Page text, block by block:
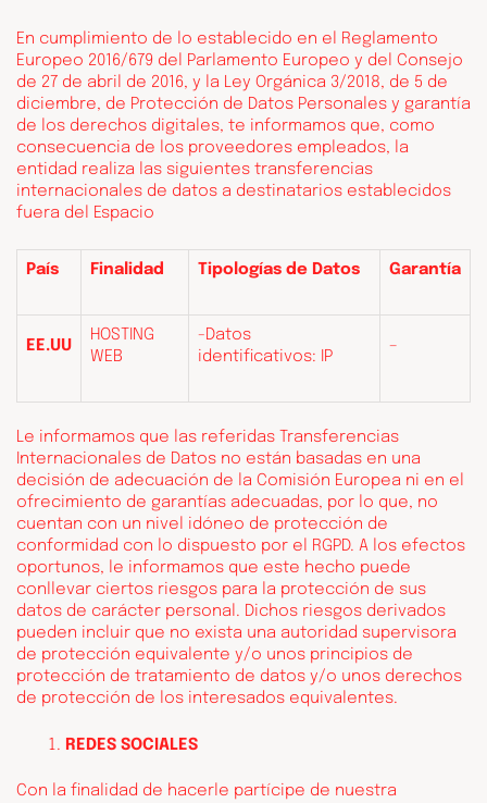
En cumplimiento de lo establecido en el Reglamento
Europeo 2016/679 del Parlamento Europeo y del Consejo
de 27 de abril de 2016, y la Ley Orgánica 3/2018, de 5 de
diciembre, de Protección de Datos Personales y garantía
de los derechos digitales, te informamos que, como
consecuencia de los proveedores empleados, la
entidad realiza las siguientes transferencias
internacionales de datos a destinatarios establecidos
fuera del Espacio
País Finalidad Tipologías de Datos Garantía
EE.UU
HOSTING
WEB
-Datos
identificativos: IP
–
Le informamos que las referidas Transferencias
Internacionales de Datos no están basadas en una
decisión de adecuación de la Comisión Europea ni en el
ofrecimiento de garantías adecuadas, por lo que, no
cuentan con un nivel idóneo de protección de
conformidad con lo dispuesto por el RGPD. A los efectos
oportunos, le informamos que este hecho puede
conllevar ciertos riesgos para la protección de sus
datos de carácter personal. Dichos riesgos derivados
pueden incluir que no exista una autoridad supervisora
de protección equivalente y/o unos principios de
protección de tratamiento de datos y/o unos derechos
de protección de los interesados equivalentes.
REDES SOCIALES
Con la finalidad de hacerle partícipe de nuestra